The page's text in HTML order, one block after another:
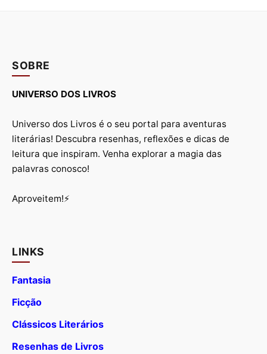
SOBRE
UNIVERSO DOS LIVROS
Universo dos Livros é o seu portal para aventuras
literárias! Descubra resenhas, reflexões e dicas de
leitura que inspiram. Venha explorar a magia das
palavras conosco!
Aproveitem!⚡
LINKS
Fantasia
Ficção
Clássicos Literários
Resenhas de Livros